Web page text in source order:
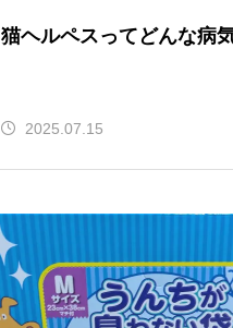
猫ヘルペスってどんな病
2025.07.15